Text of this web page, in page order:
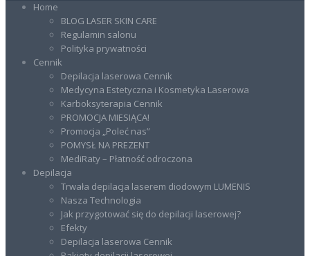
Home
BLOG LASER SKIN CARE
Regulamin salonu
Polityka prywatności
Cennik
Depilacja laserowa Cennik
Medycyna Estetyczna i Kosmetyka Laserowa
Karboksyterapia Cennik
PROMOCJA MIESIĄCA!
Promocja „Poleć nas”
POMYSŁ NA PREZENT
MediRaty – Płatność odroczona
Depilacja
Trwała depilacja laserem diodowym LUMENIS
Nasza Technologia
Jak przygotować się do depilacji laserowej?
Efekty
Depilacja laserowa Cennik